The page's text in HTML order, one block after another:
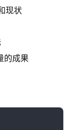
现状
的成果